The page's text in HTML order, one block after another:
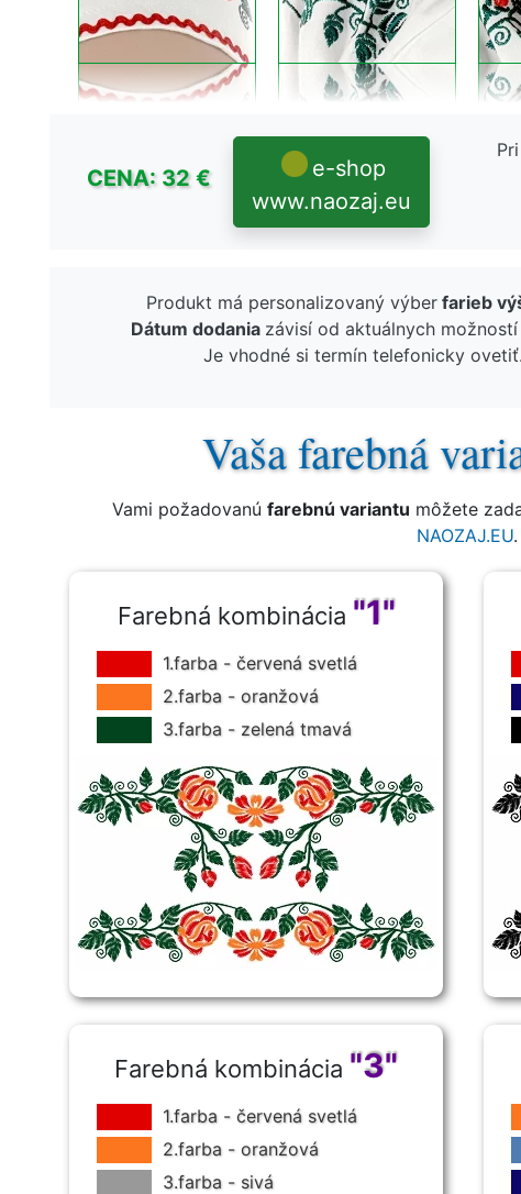
CENA: 32 €
e-shop
www.naozaj.eu
Produkt má personalizovaný výberfarieb
Dátum dodania závisí od aktuálnych
Je vhodné si termín telefonicky ovetiť.
Vaša farebná
Vami požadovanú farebnú variantu môžete
NAOZAJ.EU.
Farebná kombinácia "1"
1.farba - červená svetlá
2.farba - oranžová
3.farba - zelená tmavá
Farebná kombinácia "3"
1.farba - červená svetlá
2.farba - oranžová
3.farba - sivá